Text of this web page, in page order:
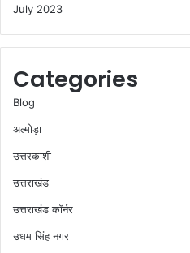
July 2023
Categories
Blog
अल्मोड़ा
उत्तरकाशी
उत्तराखंड
उत्तराखंड कॉर्नर
उधम सिंह नगर